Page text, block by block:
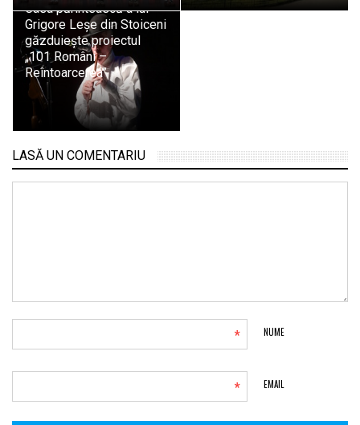
Casa părintească a lui
Grigore Leșe din Stoiceni
găzduiește proiectul
„101 Români –
Reîntoarcerea”
LASĂ UN COMENTARIU
NUME
*
EMAIL
*